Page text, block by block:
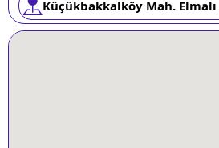
Küçükbakkalköy Mah. Elmalı